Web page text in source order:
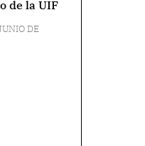
de la UIF
DE